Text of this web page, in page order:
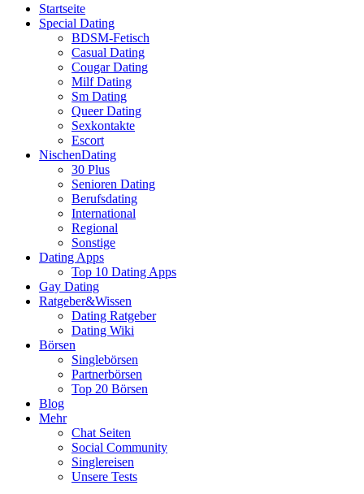
Startseite
Special Dating
BDSM-Fetisch
Casual Dating
Cougar Dating
Milf Dating
Sm Dating
Queer Dating
Sexkontakte
Escort
NischenDating
30 Plus
Senioren Dating
Berufsdating
International
Regional
Sonstige
Dating Apps
Top 10 Dating Apps
Gay Dating
Ratgeber&Wissen
Dating Ratgeber
Dating Wiki
Börsen
Singlebörsen
Partnerbörsen
Top 20 Börsen
Blog
Mehr
Chat Seiten
Social Community
Singlereisen
Unsere Tests